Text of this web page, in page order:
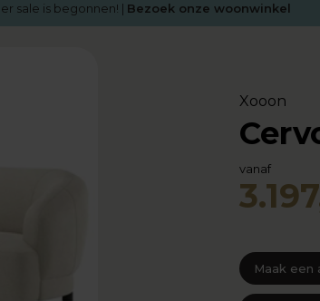
sale is begonnen! | Bezoek onze woonwinkel
Xooon
vanaf
Maak een